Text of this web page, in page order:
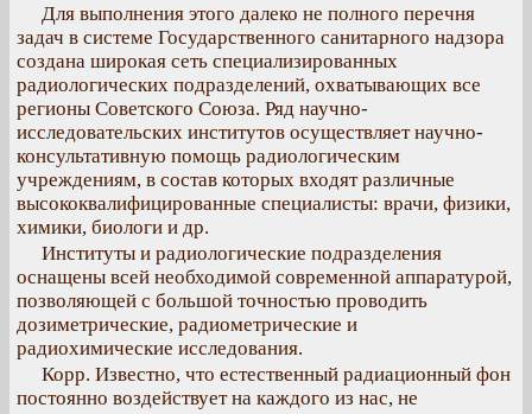
Для выполнения этого далеко не полного перечня
задач в системе Государственного санитарного надзора
создана широкая сеть специализированных
радиологических подразделений, охватывающих все
регионы Советского Союза. Ряд научно-
исследовательских институтов осуществляет научно-
консультативную помощь радиологическим
учреждениям, в состав которых входят различные
высококвалифицированные специалисты: врачи, физики,
химики, биологи и др.
Институты и радиологические подразделения
оснащены всей необходимой современной аппаратурой,
позволяющей с большой точностью проводить
дозиметрические, радиометрические и
радиохимические исследования.
Корр. Известно, что естественный радиационный фон
постоянно воздействует на каждого из нас, не